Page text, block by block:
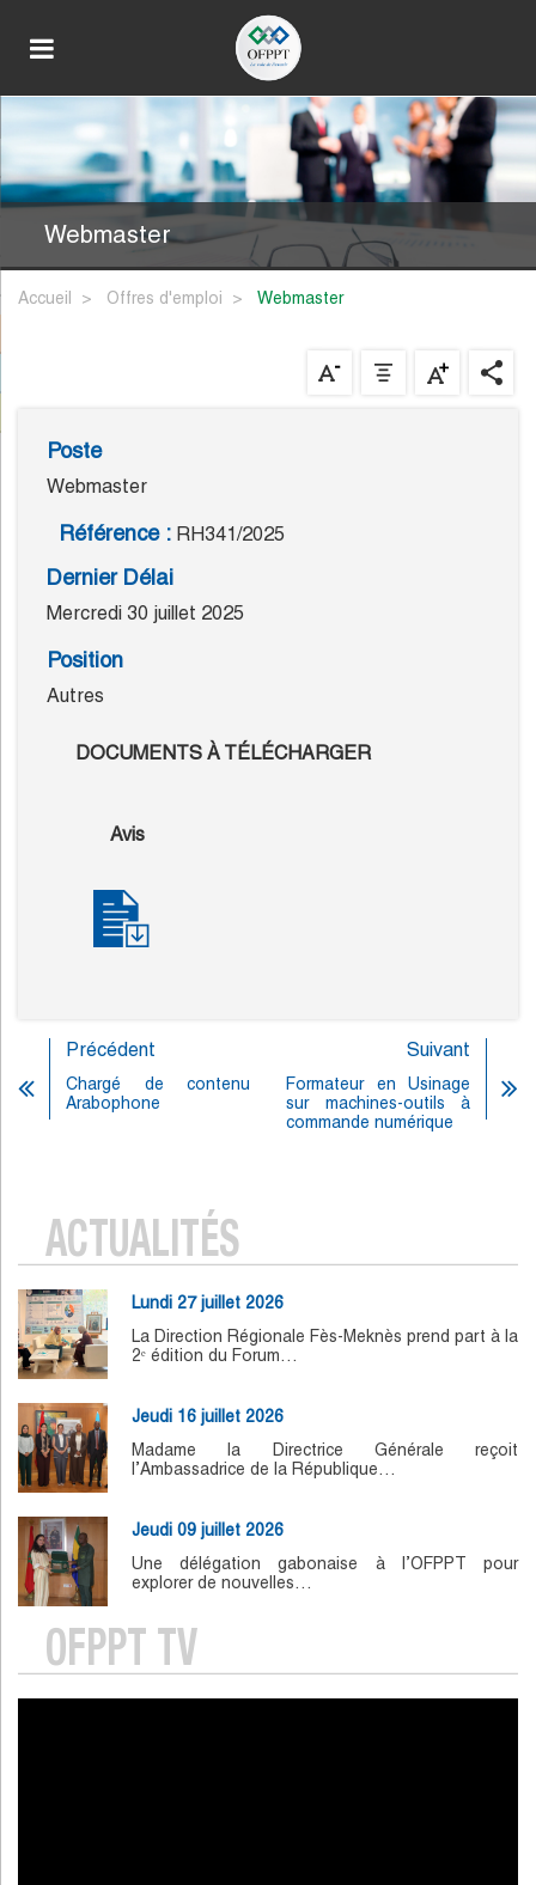
Webmaster
Accueil Offres d'emploi webmaster
Poste
Webmaster
Référence : RH341/2025
Dernier Délai
Mercredi 30 juillet 2025
Position
Autres
DOCUMENTS À TÉLÉCHARGER
Avis
Chargé de contenu
Arabophone
Formateur en Usinage
sur machines-outils à
commande numérique
Précédent Suivant
ACTUALITÉS
Lundi 27 juillet 2026
La Direction Régionale Fès-Meknès prend part à la
2ᵉ édition du Forum…
Jeudi 16 juillet 2026
Madame la Directrice Générale reçoit
l’Ambassadrice de la République…
Jeudi 09 juillet 2026
Une délégation gabonaise à l’OFPPT pour
explorer de nouvelles…
OFPPT TV